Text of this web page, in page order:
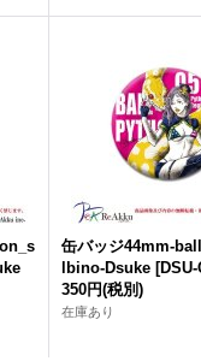
缶バッジ44mm-
lbino-Dsuke [DSU-
350円(税別)
在庫あり